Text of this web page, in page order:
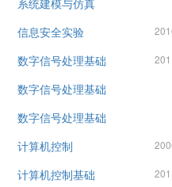
系统建模与仿真
信息安全实验
数字信号处理基础
数字信号处理基础
数字信号处理基础
计算机控制
计算机控制基础